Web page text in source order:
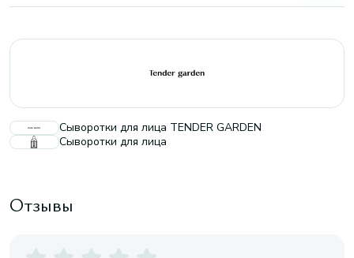
Сыворотки для лица TENDER GARDEN
Сыворотки для лица
Отзывы